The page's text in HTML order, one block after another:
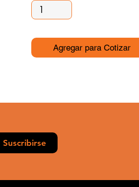
Agregar para Cotizar
Suscribirse